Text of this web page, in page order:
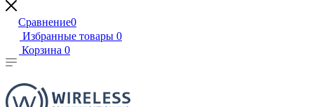
Сравнение0
Избранные товары 0
Корзина 0